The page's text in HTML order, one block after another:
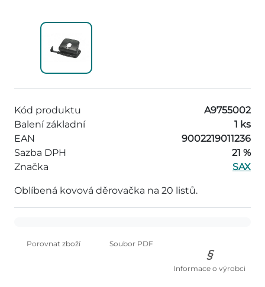
Kód produktu
A9755002
Balení základní
1 ks
EAN
9002219011236
Sazba DPH
21 %
Značka
SAX
Oblíbená kovová děrovačka na 20 listů.
Porovnat zboží Soubor PDF
Informace o výrobci